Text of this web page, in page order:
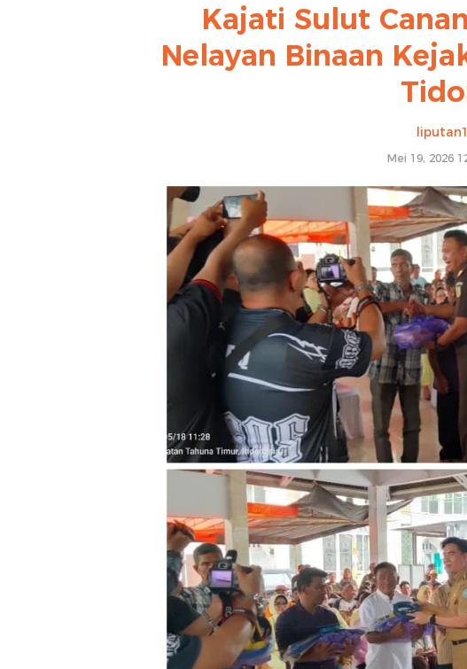
Kajati Sulut
Nelayan Binaan
Mei 19, 2026